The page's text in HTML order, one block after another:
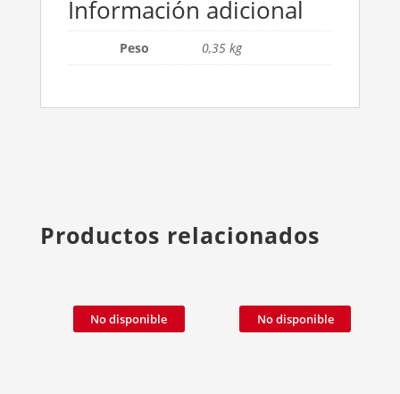
Información adicional
Peso 0,35 kg
Productos relacionados
No disponible No disponible